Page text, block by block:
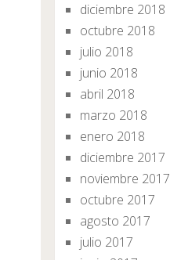
diciembre 2018
octubre 2018
julio 2018
junio 2018
abril 2018
marzo 2018
enero 2018
diciembre 2017
noviembre 2017
octubre 2017
agosto 2017
julio 2017